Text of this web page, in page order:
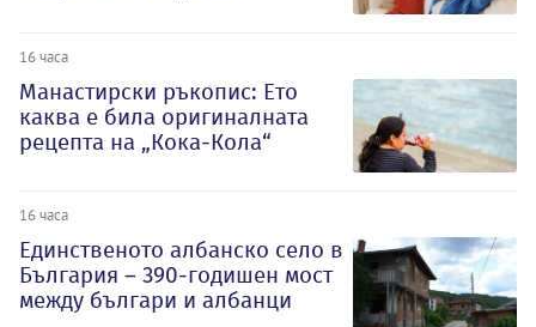
16 часа
Манастирски ръкопис: Ето
каква е била оригиналната
рецепта на „Кока-Кола“
16 часа
Единственото албанско село в
България – 390-годишен мост
между българи и албанци